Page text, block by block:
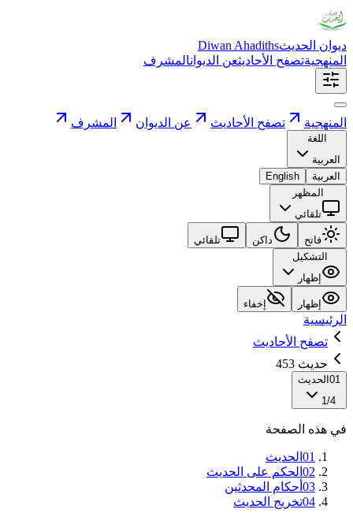
ديوان الحديثDiwan Ahadiths
المنهجيةتصفح الأحاديثعن الديوانالمشرف
المنهجية تصفح الأحاديث عن الديوان المشرف
اللغة
العربية
العربية
English
المظهر
تلقائي
فاتح داكن
تلقائي
التشكيل
إظهار
إظهار إخفاء
الرئيسية
تصفح الأحاديث
حديث 453
01 الحديث
1/4
في هذه الصفحة
01 الحديث
02 الحكم على الحديث
03 أحكام المحدثين
04تخريج الحديث